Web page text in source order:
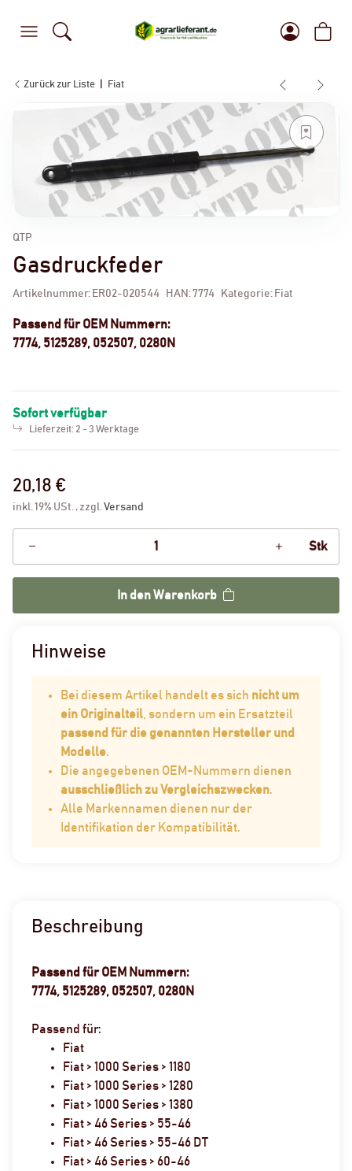
Zurück zur Liste Fiat
QTP
Gasdruckfeder
Artikelnummer: ER02-020544 HAN:7774 Kategorie: Fiat
Passend für OEM Nummern:
7774, 5125289, 052507, 0280N
Sofort verfügbar
Lieferzeit: 2 - 3 Werktage
20,18 €
inkl. 19% USt. , zzgl. Versand
Stk
In den Warenkorb
Hinweise
Bei diesem Artikel handelt es sich nicht um
ein Originalteil , sondern um ein Ersatzteil
passend für die genannten Hersteller und
Modelle.
Die angegebenen OEM-Nummern dienen
ausschließlich zu Vergleichszwecken.
Alle Markennamen dienen nur der
Identifikation der Kompatibilität.
Beschreibung
Passend für OEM Nummern:
7774, 5125289, 052507, 0280N
Passend für:
Fiat
Fiat > 1000 Series > 1180
Fiat > 1000 Series > 1280
Fiat > 1000 Series > 1380
Fiat > 46 Series > 55-46
Fiat > 46 Series > 55-46 DT
Fiat > 46 Series > 60-46